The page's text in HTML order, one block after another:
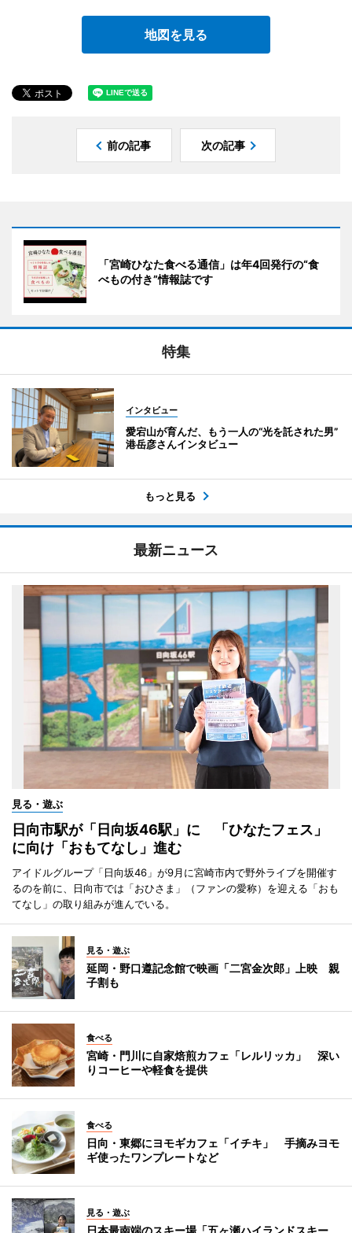
地図を見る
前の記事 次の記事
「宮崎ひなた食べる通信」は年4回発行の“食
べもの付き”情報誌です
特集
インタビュー
愛宕山が育んだ、もう一人の“光を託された男”
港岳彦さんインタビュー
もっと見る
最新ニュース
見る・遊ぶ
日向市駅が「日向坂46駅」に 「ひなたフェス」
に向け「おもてなし」進む
アイドルグループ「日向坂46」が9月に宮崎市内で野外ライブを開催す
るのを前に、日向市では「おひさま」（ファンの愛称）を迎える「おも
てなし」の取り組みが進んでいる。
見る・遊ぶ
延岡・野口遵記念館で映画「二宮金次郎」上映 親
子割も
食べる
宮崎・門川に自家焙煎カフェ「レルリッカ」 深い
りコーヒーや軽食を提供
食べる
日向・東郷にヨモギカフェ「イチキ」 手摘みヨモ
ギ使ったワンプレートなど
見る・遊ぶ
日本最南端のスキー場「五ヶ瀬ハイランドスキー